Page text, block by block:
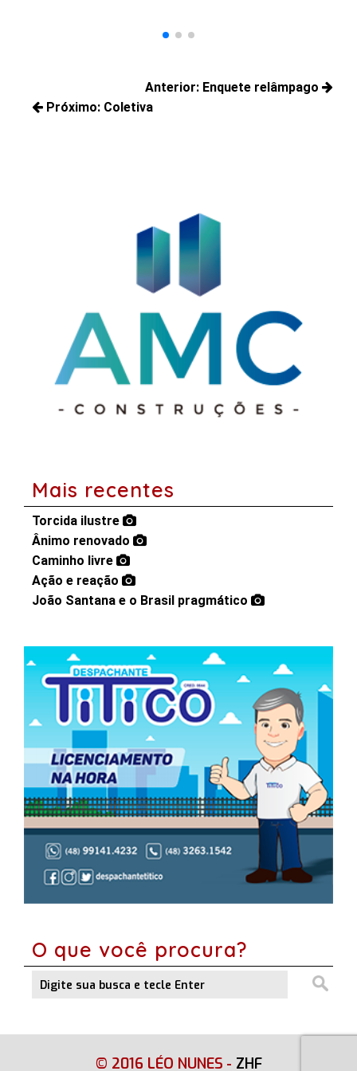
Navegação
de
Anterior: Enquete relâmpago
Próximo: Coletiva
Mais recentes
Torcida ilustre
Ânimo renovado
Caminho livre
Ação e reação
João Santana e o Brasil pragmático
O que você procura?
© 2016 LÉO NUNES - ZHF